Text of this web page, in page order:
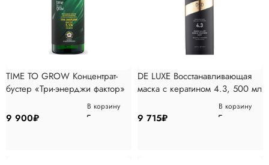
TIME TO GROW Концентрат-
бустер «Три-энерджи фактор»
9 900₽
В корзину
DE LUXE Восстанавливающая
маска с кератином 4.3, 500 мл
9 715₽
В корзину